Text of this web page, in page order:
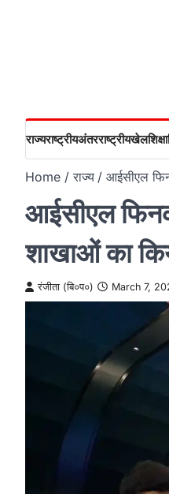
राज्यराष्ट्रीयअंतरराष्ट्रीयखेलशिक्षा
Home राज्य आईसीएल
आईसीएल
शाखाओं का
रंजीता (बि०प०) March 7,